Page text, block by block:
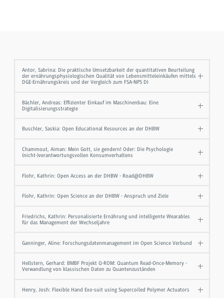
Antor, Sabrina: Die praktische Umsetzbarkeit der quantitativen Beurteilung
der ernährungsphysiologischen Qualität von Lebensmitteleinkäufen mittels
DGE-Ernährungskreis und der Vergleich zum FSA-NPS DI
Bächler, Andreas: Effizienter Einkauf im Maschinenbau: Eine
Digitalisierungsstrategie
Buschler, Saskia: Open Educational Resources an der DHBW
Chammout, Aiman: Mein Gott, sie gendern! Oder: Die Psychologie
(nicht-)verantwortungsvollen Konsumverhaltens
Flohr, Kathrin: Open Access an der DHBW - Road@DHBW
Flohr, Kathrin: Open Science an der DHBW - Anspruch und Ziele
Friedrichs, Kathrin: Personalisierte Ernährung und intelligente Wearables
für das Management der Wechseljahre
Ganninger, Aline: Forschungsdatenmanagement im Open Science Verbund
Hellstern, Gerhard: BMBF Projekt Q-ROM: Quantum Read-Once-Memory -
Verwandlung von klassischen Daten zu Quantenzuständen
Henry, Josh: Flexible Hand Exo-suit using Supercoiled Polymer Actuators